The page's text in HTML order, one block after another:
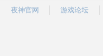
夜神官网 游戏论坛